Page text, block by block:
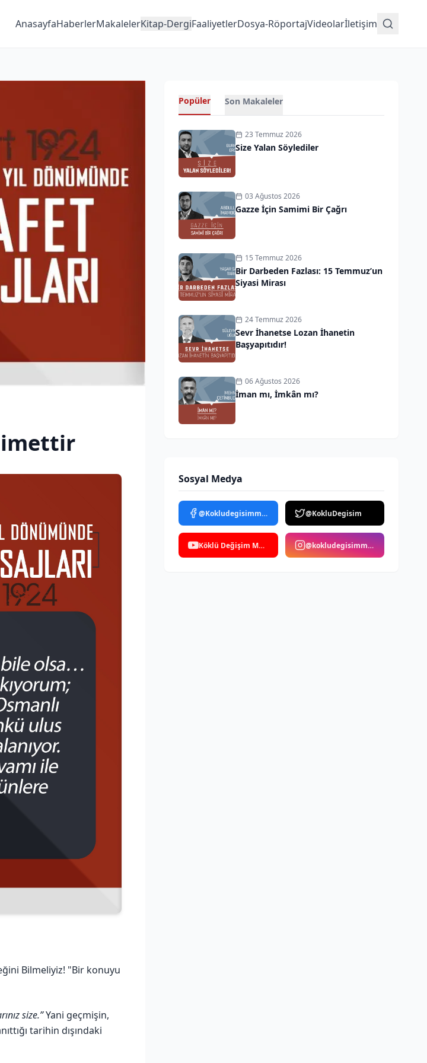
AnasayfaHaberlerMakalelerKitap-DergiFaaliyetlerDosya-RöportajVideolarİletişim
Bilmeliyiz! "Bir konuyu
size.”Yani geçmişin,
tarihin dışındaki
Popüler Son Makaleler
23 Temmuz 2026
Size Yalan Söylediler
03 Ağustos 2026
Gazze İçin Samimi Bir Çağrı
15 Temmuz 2026
Bir Darbeden Fazlası: 15 Temmuz’un
Siyasi Mirası
24 Temmuz 2026
Sevr İhanetse Lozan İhanetin
Başyapıtıdır!
06 Ağustos 2026
İman mı, İmkân mı?
Sosyal Medya
@Kokludegisimmedya @KokluDegisim
Köklü Değişim Medya @kokludegisimmedya